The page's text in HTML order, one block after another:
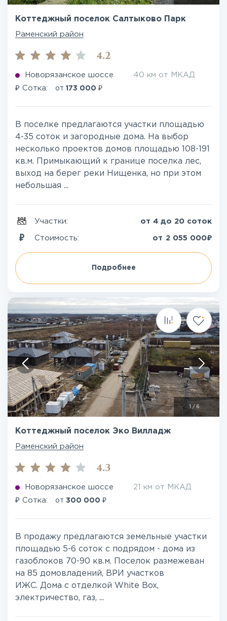
Коттеджный поселок Салтыково Парк
Раменский район
4.2
Новорязанское шоссе 40 км от МКАД
₽ Сотка: от 173 000 ₽
В поселке предлагаются участки площадью
4-35 соток и загородные дома. На выбор
несколько проектов домов площадью 108-191
кв.м. Примыкающий к границе поселка лес,
выход на берег реки Нищенка, но при этом
небольшая ...
Участки: от 4 до 20 соток
Стоимость: от 2 055 000₽
Подробнее
/ 6
Коттеджный поселок Эко Вилладж
Раменский район
4.3
Новорязанское шоссе 21 км от МКАД
₽ Сотка: от 300 000 ₽
В продажу предлагаются земельные участки
площадью 5-6 соток с подрядом - дома из
газоблоков 70-90 кв.м. Поселок размежеван
на 85 домовладений, ВРИ участков
ИЖС. Дома с отделкой White Box,
электричество, газ, ...